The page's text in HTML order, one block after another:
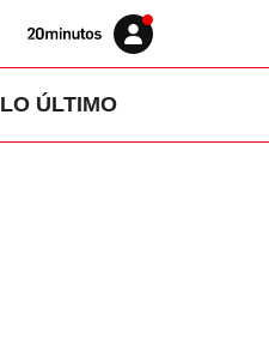
Volver
Iniciar
sesión
LO ÚLTIMO